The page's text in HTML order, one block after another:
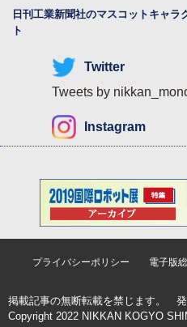
日刊工業新聞社のマスコットキャラ
ト
Twitter
Tweets by
Instagram
プライバシーポリシー 電子版
掲載記事の無断転載を禁じます。 発
Copyright 2022 NIKKAN KOGYO